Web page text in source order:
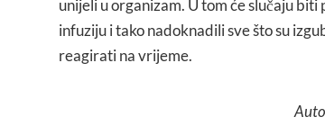
unijeli u organizam. U tom će slučaju
infuziju i tako nadoknadili sve što su
reagirati na vrijeme.